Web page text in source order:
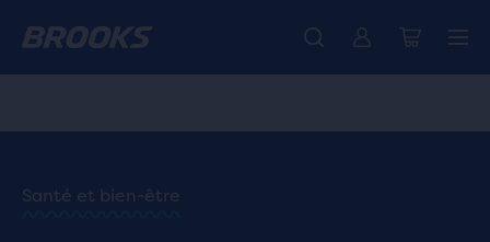
Livraison standard gratuite pour les membres. Rejoignez-nous
La toute nouvelle Ghost Amp est là - Acheter Femme Homme
Découvre la nouvelle collection Cascadia - Acheter maintenant
HAPPY
Santé et bien-être